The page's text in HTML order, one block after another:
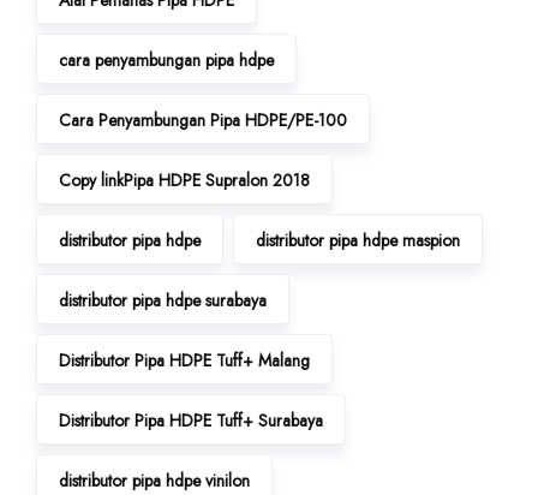
cara penyambungan pipa hdpe
Cara Penyambungan Pipa HDPE/PE-100
Copy linkPipa HDPE Supralon 2018
distributor pipa hdpe distributor pipa hdpe maspion
distributor pipa hdpe surabaya
Distributor Pipa HDPE Tuff+ Malang
Distributor Pipa HDPE Tuff+ Surabaya
distributor pipa hdpe vinilon